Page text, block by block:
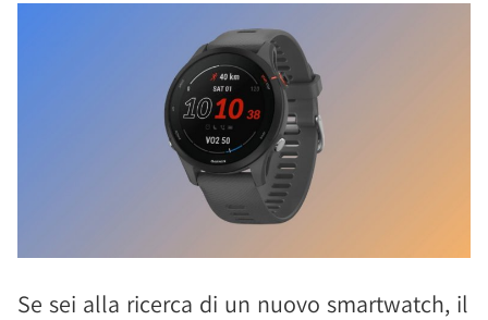
Se sei alla ricerca di un nuovo smartwatch, il